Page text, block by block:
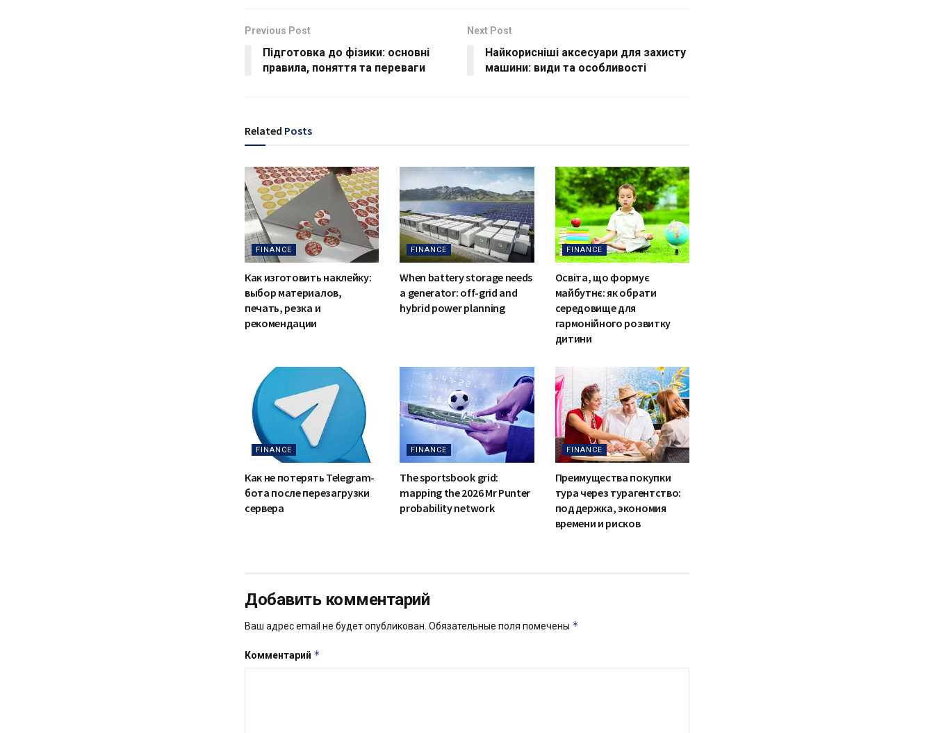
Previous Post
Підготовка до фізики: основні
правила, поняття та переваги
Next Post
Найкорисніші аксесуари для захисту
машини: види та особливості
Related Posts
FINANCE
Как изготовить наклейку:
выбор материалов,
печать, резка и
рекомендации
FINANCE
When battery storage needs
a generator: off-grid and
hybrid power planning
FINANCE
Освіта, що формує
майбутнє: як обрати
середовище для
гармонійного розвитку
дитини
FINANCE
Как не потерять Telegram-
бота после перезагрузки
сервера
FINANCE
The sportsbook grid:
mapping the 2026 Mr Punter
probability network
FINANCE
Преимущества покупки
тура через турагентство:
поддержка, экономия
времени и рисков
Добавить комментарий
Ваш адрес email не будет опубликован. Обязательные поля помечены *
Комментарий *